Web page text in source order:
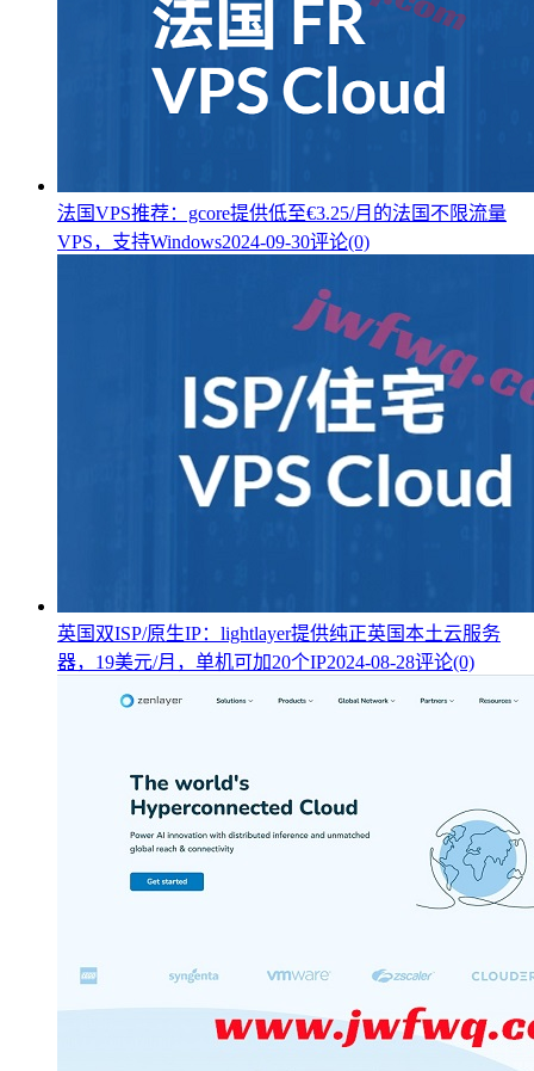
法国VPS推荐：gcore提供低至€3.25/月的法国不限流量
VPS，支持Windows2024-09-30评论(0)
英国双ISP/原生IP：lightlayer提供纯正英国本土云服务
器，19美元/月，单机可加20个IP2024-08-28评论(0)